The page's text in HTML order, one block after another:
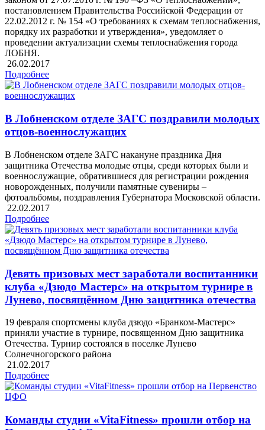
постановлением Правительства Российской Федерации от
22.02.2012 г. № 154 «О требованиях к схемам теплоснабжения,
порядку их разработки и утверждения», уведомляет о
проведении актуализации схемы теплоснабжения города
ЛОБНЯ.
26.02.2017
Подробнее
В Лобненском отделе ЗАГС поздравили молодых
отцов-военнослужащих
В Лобненском отделе ЗАГС накануне праздника Дня
защитника Отечества молодые отцы, среди которых были и
военнослужащие, обратившиеся для регистрации рождения
новорожденных, получили памятные сувениры –
фотоальбомы, поздравления Губернатора Московской области.
22.02.2017
Подробнее
Девять призовых мест заработали воспитанники
клуба «Дзюдо Мастерс» на открытом турнире в
Лунево, посвящённом Дню защитника отечества
19 февраля спортсмены клуба дзюдо «Бранком-Мастерс»
приняли участие в турнире, посвященном Дню защитника
Отечества. Турнир состоялся в поселке Лунево
Солнечногорского района
21.02.2017
Подробнее
Команды студии «VitaFitness» прошли отбор на